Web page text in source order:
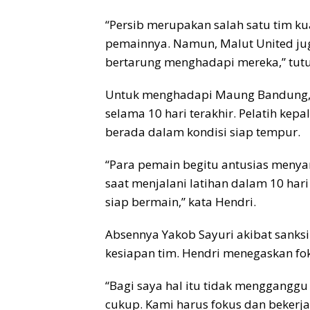
“Persib merupakan salah satu tim
pemainnya. Namun, Malut United
bertarung menghadapi mereka,”
Untuk menghadapi Maung
selama 10 hari terakhir. Pelatih
berada dalam kondisi siap tempur.
“Para pemain begitu antusias
saat menjalani latihan dalam 10
siap bermain,” kata Hendri.
Absennya Yakob Sayuri akibat
kesiapan tim. Hendri menegaskan
“Bagi saya hal itu tidak
cukup. Kami harus fokus dan